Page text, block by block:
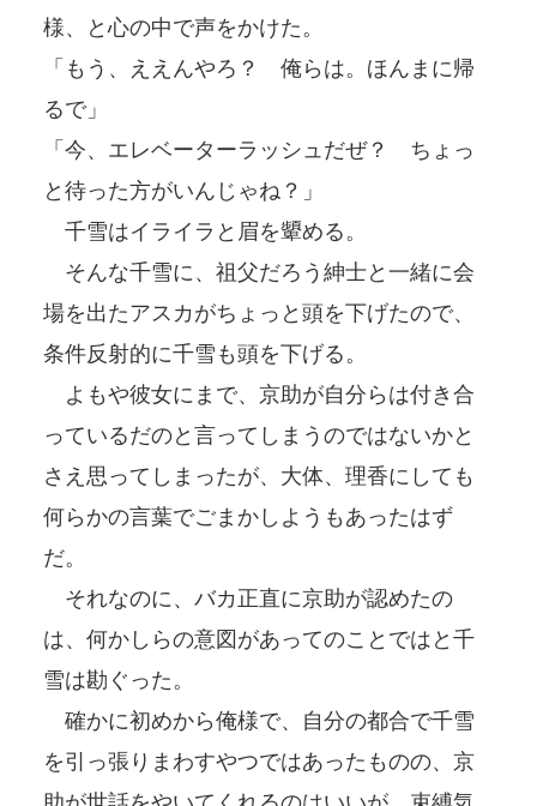
様、と心の中で声をかけた。
「もう、ええんやろ？ 俺らは。ほんまに帰
るで」
「今、エレベーターラッシュだぜ？ ちょっ
と待った方がいんじゃね？」
千雪はイライラと眉を顰める。
そんな千雪に、祖父だろう紳士と一緒に会
場を出たアスカがちょっと頭を下げたので、
条件反射的に千雪も頭を下げる。
よもや彼女にまで、京助が自分らは付き合
っているだのと言ってしまうのではないかと
さえ思ってしまったが、大体、理香にしても
何らかの言葉でごまかしようもあったはず
だ。
それなのに、バカ正直に京助が認めたの
は、何かしらの意図があってのことではと千
雪は勘ぐった。
確かに初めから俺様で、自分の都合で千雪
を引っ張りまわすやつではあったものの、京